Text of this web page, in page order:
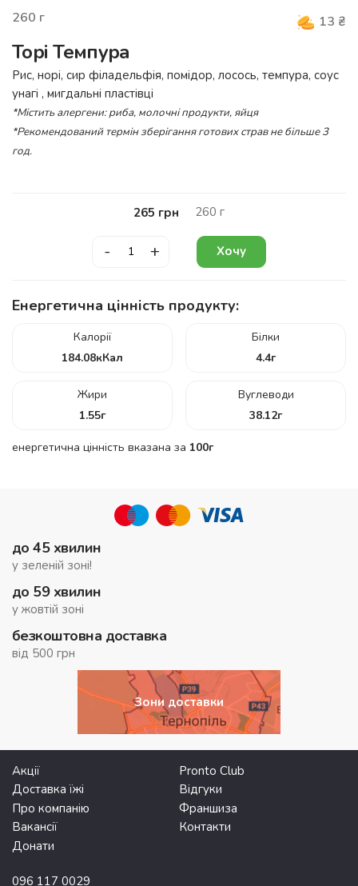
260 г 13 ₴
Торі Темпура
Рис, норі, сир філадельфія, помідор, лосось, темпура, соус
унагі , мигдальні пластівці
*Містить алергени: риба, молочні продукти, яйця
*Рекомендований термін зберігання готових страв не більше 3
год.
265 грн 260 г
- + Хочу
Енергетична цінність продукту:
Калорії
184.08кКал
Білки
4.4г
Жири
1.55г
Вуглеводи
38.12г
енергетична цінність вказана за 100г
до 45 хвилин
у зеленій зоні!
до 59 хвилин
у жовтій зоні
безкоштовна доставка
від 500 грн
Зони доставки
Акції
Pronto Club
Доставка їжі
Відгуки
Про компанію
Франшиза
Вакансії
Контакти
Донати
096 117 0029